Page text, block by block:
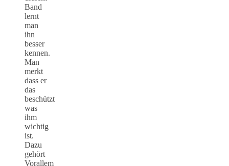
Band
lernt
man
ihn
besser
kennen.
Man
merkt
dass er
das
beschützt
was
ihm
wichtig
ist.
Dazu
gehört
Vorallem